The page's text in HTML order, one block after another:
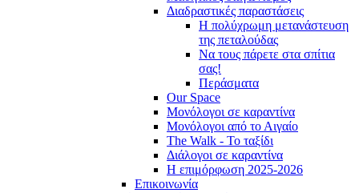
Διαδραστικές παραστάσεις
Η πολύχρωμη μετανάστευση
της πεταλούδας
Να τους πάρετε στα σπίτια
σας!
Περάσματα
Our Space
Μονόλογοι σε καραντίνα
Μονόλογοι από το Αιγαίο
The Walk - Το ταξίδι
Διάλογοι σε καραντίνα
Η επιμόρφωση 2025-2026
Επικοινωνία